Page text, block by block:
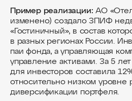
Пример реализации: АО
изменено) создало ЗПИФ
«Гостиничный», в состав
в разных регионах России.
паи фонда, а управляющая
управление активами. За 5
для инвесторов составила
относительно низком уровне
диверсификации портфеля.